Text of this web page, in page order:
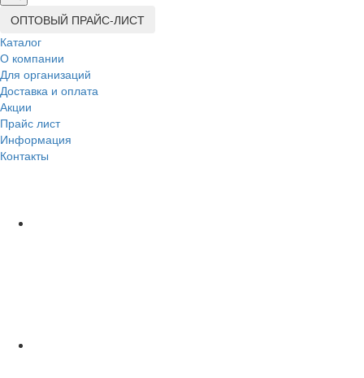
ОПТОВЫЙ ПРАЙС-ЛИСТ
Каталог
О компании
Для организаций
Доставка и оплата
Акции
Прайс лист
Информация
Контакты